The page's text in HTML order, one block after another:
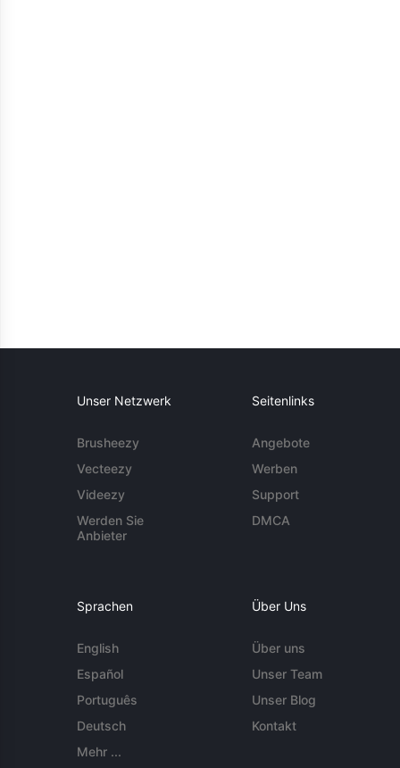
Unser Netzwerk
Brusheezy
Vecteezy
Videezy
Werden Sie
Anbieter
Seitenlinks
Angebote
Werben
Support
DMCA
Sprachen
English
Español
Português
Deutsch
Mehr ...
Über Uns
Über uns
Unser Team
Unser Blog
Kontakt